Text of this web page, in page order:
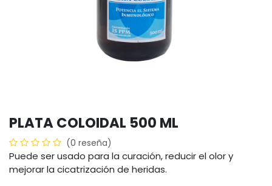
PLATA COLOIDAL 500 ML
(0 reseña)
Puede ser usado para la curación, reducir el olor y
mejorar la cicatrización de heridas.